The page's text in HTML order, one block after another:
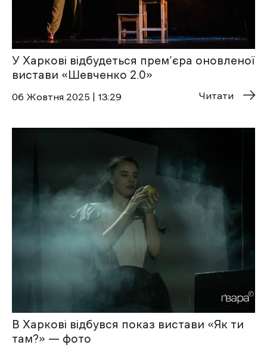
У Харкові відбудеться прем’єра оновленої
вистави «Шевченко 2.0»
06 Жовтня 2025 | 13:29 Читати
В Харкові відбувся показ вистави «Як ти
там?» — фото